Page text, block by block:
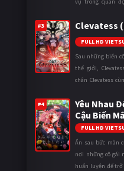
vụ trong quân
mặt trận. Dù sở
#3 Clevatess
FULL HD
Sau những biến
thế giới,
chân Clevatess
loại đến bờ vực
#4
Yêu Nhau
Cậu Biến
FULL HD
Ẩn sau bức màn
nơi những cô gái
huấn luyện để trở